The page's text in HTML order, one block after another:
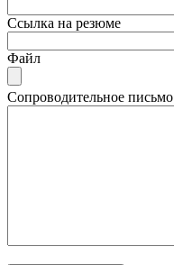
Ссылка на резюме
Файл
Сопроводительное письмо